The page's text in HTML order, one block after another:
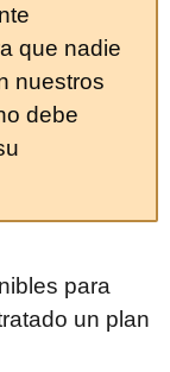
que nadie
nuestros
debe
para
un plan